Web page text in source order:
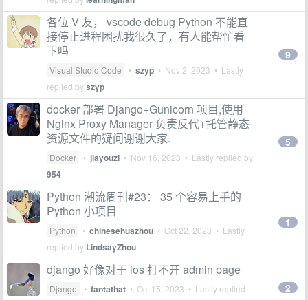
各位 V 友， vscode debug Python 不能直
接停止进程困扰我很久了，有人能帮忙看
下吗
Visual Studio Code • szyp • Nov 2, 2023 • Lastly
replied byszyp
9
docker 部署 Django+Gunicorn 项目,使用
Nginx Proxy Manager 负责反代+托管静态
资源文件的疑问谢谢大家.
Docker • jiayouzl • Nov 16, 2023 • Lastly replied by
954
5
Python 潮流周刊#23： 35 个容易上手的
Python 小项目
Python • chinesehuazhou • Oct 22, 2023 • Lastly
replied by LindsayZhou
1
django 好像对于 ios 打不开 admin page
Django • fantathat • Oct 15, 2023 • Lastly replied
2